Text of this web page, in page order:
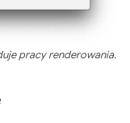
pracy renderowania.